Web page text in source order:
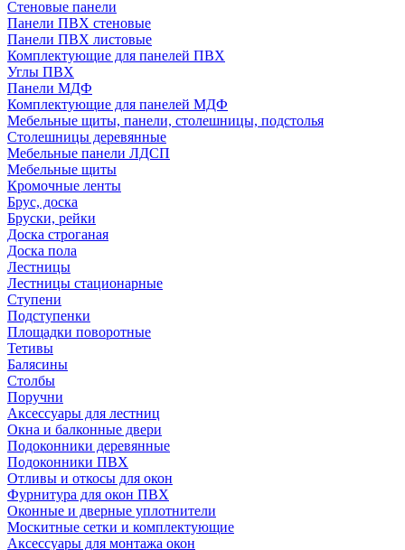
Стеновые панели
Панели ПВХ стеновые
Панели ПВХ листовые
Комплектующие для панелей ПВХ
Углы ПВХ
Панели МДФ
Комплектующие для панелей МДФ
Мебельные щиты, панели, столешницы, подстолья
Столешницы деревянные
Мебельные панели ЛДСП
Мебельные щиты
Кромочные ленты
Брус, доска
Бруски, рейки
Доска строганая
Доска пола
Лестницы
Лестницы стационарные
Ступени
Подступенки
Площадки поворотные
Тетивы
Балясины
Столбы
Поручни
Аксессуары для лестниц
Окна и балконные двери
Подоконники деревянные
Подоконники ПВХ
Отливы и откосы для окон
Фурнитура для окон ПВХ
Оконные и дверные уплотнители
Москитные сетки и комплектующие
Аксессуары для монтажа окон